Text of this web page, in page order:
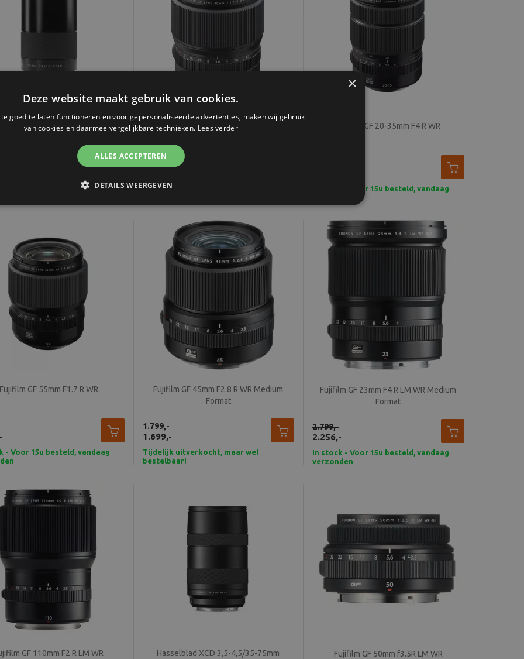
Hasselblad XCD 2.8/135mm +
uitverkocht, maar wel
Fujifilm GF 80mm F/1.7 R WR
In stock - Voor 15u besteld, vandaag
Fujifilm GF 20-35mm F4 R WR
In stock - Voor 15u besteld, vandaag
Fujifilm GF 55mm F1.7 R WR
- Voor 15u besteld, vandaag
Fujifilm GF 45mm F2.8 R WR Medium
Format
1.699,-
1.799,-
Tijdelijk uitverkocht, maar wel
bestelbaar!
Fujifilm GF 23mm F4 R LM WR Medium
Format
2.256,-
2.799,-
In stock - Voor 15u besteld, vandaag
verzonden
GF 110mm F2 R LM WR Hasselblad XCD 3,5-4,5/35-75mm Fujifilm GF 50mm f3.5R LM WR
×
Deze website maakt gebruik van cookies.
goed te laten functioneren en voor gepersonaliseerde advertenties, maken wij gebruik
van cookies en daarmee vergelijkbare technieken. Lees verder
ALLES ACCEPTEREN
DETAILS WEERGEVEN